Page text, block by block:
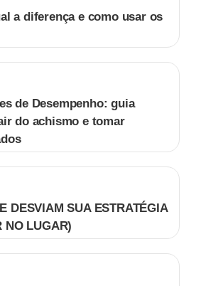
a diferença e como usar os
de Desempenho: guia
do achismo e tomar
DESVIAM SUA ESTRATÉGIA
NO LUGAR)